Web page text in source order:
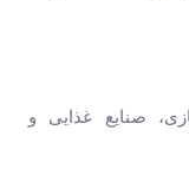
صنایع غذایی و